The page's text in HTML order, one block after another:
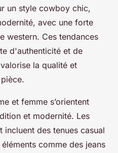
un style cowboy chic,
avec une forte
western. Ces tendances
d'authenticité et de
la qualité et
et femme s’orientent
et modernité. Les
incluent des tenues casual
comme des jeans